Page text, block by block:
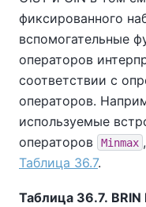
фиксированного
вспомогательные
операторов
соответствии с
операторов.
используемые
операторов
Minmax
Таблица 36.7.
Таблица 36.7.